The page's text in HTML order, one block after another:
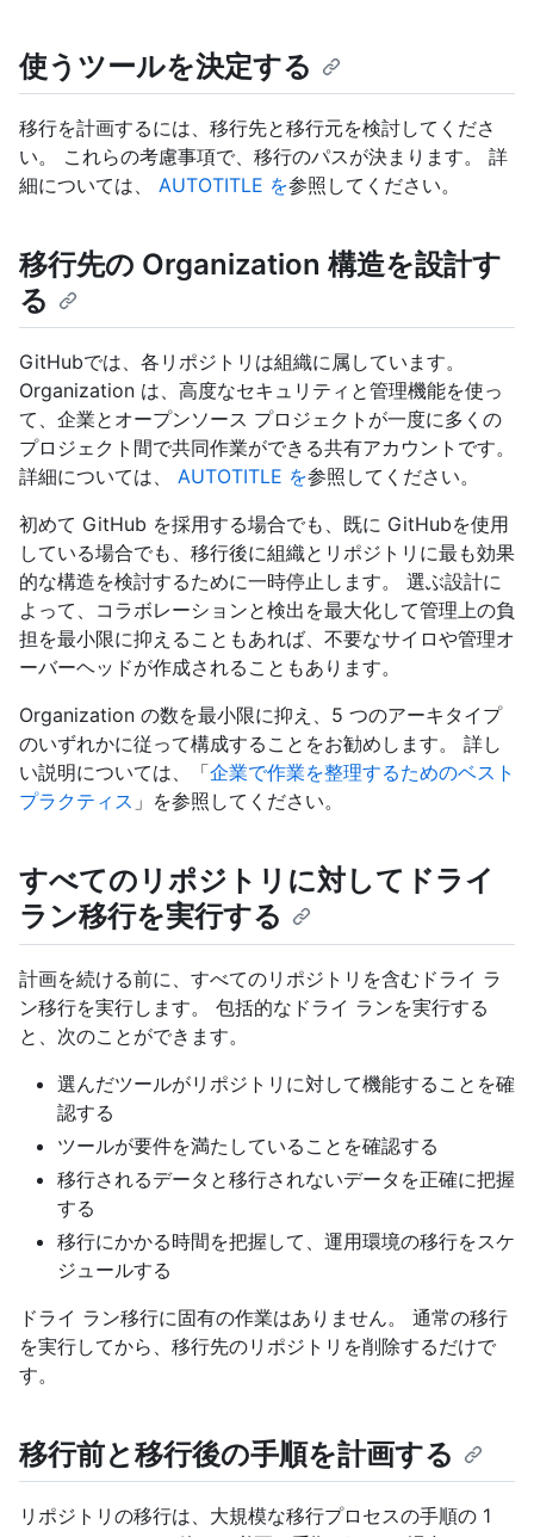
使うツールを決定する
移行を計画するには、移行先と移行元を検討してくださ
い。 これらの考慮事項で、移行のパスが決まります。 詳
細については、 AUTOTITLE を参照してください。
移行先の Organization 構造を設計す
る
GitHubでは、各リポジトリは組織に属しています。
Organization は、高度なセキュリティと管理機能を使っ
て、企業とオープンソース プロジェクトが一度に多くの
プロジェクト間で共同作業ができる共有アカウントです。
詳細については、 AUTOTITLE を参照してください。
初めて GitHub を採用する場合でも、既に GitHubを使用
している場合でも、移行後に組織とリポジトリに最も効果
的な構造を検討するために一時停止します。 選ぶ設計に
よって、コラボレーションと検出を最大化して管理上の負
担を最小限に抑えることもあれば、不要なサイロや管理オ
ーバーヘッドが作成されることもあります。
Organization の数を最小限に抑え、5 つのアーキタイプ
のいずれかに従って構成することをお勧めします。 詳し
い説明については、「企業で作業を整理するためのベスト
プラクティス 」を参照してください。
すべてのリポジトリに対してドライ
ラン移行を実行する
計画を続ける前に、すべてのリポジトリを含むドライ ラ
ン移行を実行します。 包括的なドライ ランを実行する
と、次のことができます。
選んだツールがリポジトリに対して機能することを確
認する
ツールが要件を満たしていることを確認する
移行されるデータと移行されないデータを正確に把握
する
移行にかかる時間を把握して、運用環境の移行をスケ
ジュールする
ドライ ラン移行に固有の作業はありません。 通常の移行
を実行してから、移行先のリポジトリを削除するだけで
す。
移行前と移行後の手順を計画する
リポジトリの移行は、大規模な移行プロセスの手順の 1